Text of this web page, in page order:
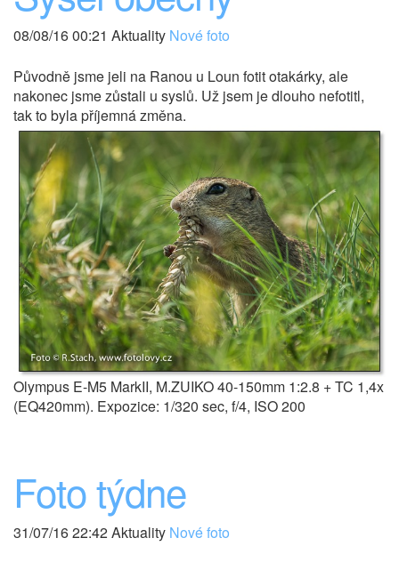
08/08/16 00:21 Aktuality Nové foto
Původně jsme jeli na Ranou u Loun fotit otakárky, ale
nakonec jsme zůstali u syslů. Už jsem je dlouho nefotitl,
tak to byla příjemná změna.
Olympus E-M5 MarkII, M.ZUIKO 40-150mm 1:2.8 + TC 1,4x
(EQ420mm). Expozice: 1/320 sec, f/4, ISO 200
Foto týdne
31/07/16 22:42 Aktuality Nové foto